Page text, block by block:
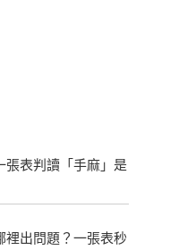
張表判讀「手麻」是
裡出問題？一張表秒